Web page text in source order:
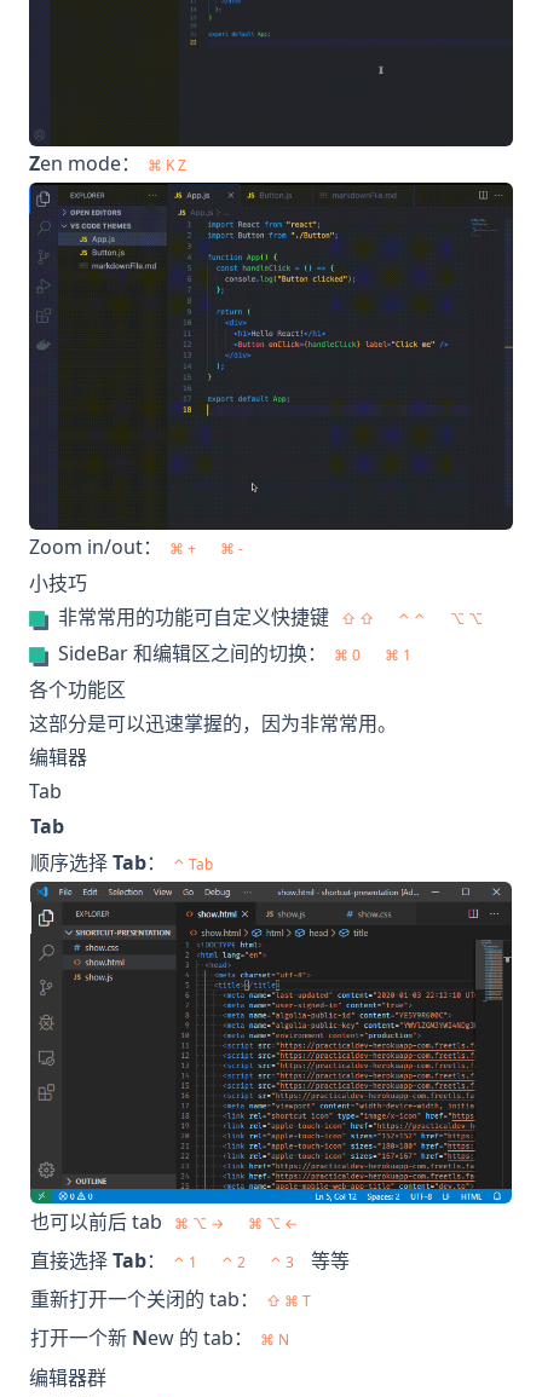
Zen mode： ⌘ K Z
Zoom in/out： ⌘ + ⌘ -
小技巧
非常常用的功能可自定义快捷键
⇧ ⇧ ⌃ ⌃ ⌥ ⌥
SideBar 和编辑区之间的切换： ⌘ 0 ⌘ 1
各个功能区
这部分是可以迅速掌握的，因为非常常用。
编辑器
Tab
Tab
顺序选择Tab： ⌃ Tab
也可以前后 tab ⌘ ⌥ → ⌘ ⌥ ←
直接选择Tab： ⌃ 1 ⌃ 2 ⌃ 3
等等
重新打开一个关闭的 tab：
⇧ ⌘ T
打开一个新 New 的 tab： ⌘ N
编辑器群